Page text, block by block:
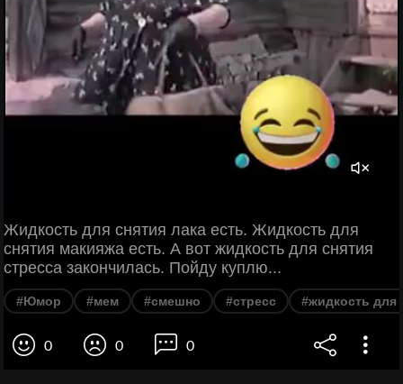
Жидкость для снятия лака есть. Жидкость для
снятия макияжа есть. А вот жидкость для снятия
стресса закончилась. Пойду куплю...
#Юмор #мем #смешно #стресс #жидкость для
0 0 0